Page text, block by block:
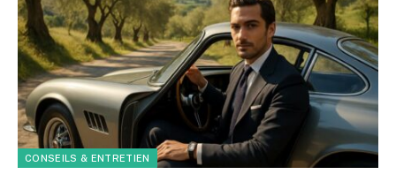
CONSEILS & ENTRETIEN